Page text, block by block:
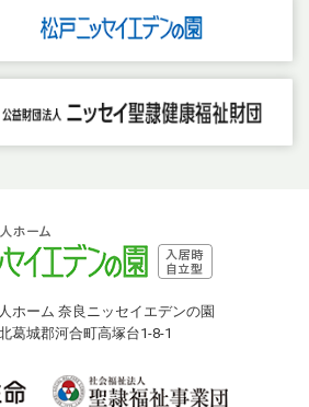
ホーム 奈良ニッセイエデンの園
葛城郡河合町高塚台1-8-1